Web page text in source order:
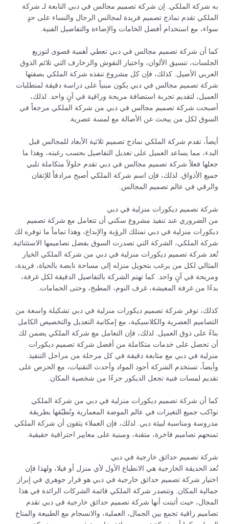
به شركة الملكي. إن شركة تصميم مجالس في دبي التابعة لـ شركة
الملكي تقدم نماذج تصميم فريدة لمجالس الرجال والنساء على حدٍ
سواء، مع استخدام أفضل الخامات والإضاءة والتفاصيل الفنية.
كما أن شركة تصميم مجالس في دبي تعطي أهمية قصوى لتوزيع
الجلسات، تنسيق الألوان، واختيار النقوش والزخارف التي تلائم الذوق
العربي الأصيل. كذلك، فإن كل مشروع تنفذه شركة الملكي بصفتها
شركة تصميم مجالس في دبي يكون مبنياً على دراسة دقيقة لمتطلبات
العميل، لتقديم تجربة استضافة مريحة وراقية في آنٍ واحد. لذلك،
أصبحت شركة تصميم مجالس في دبي من شركة الملكي مرجعاً في
السوق لكل من يبحث عن الأصالة مع لمسة عصرية.
أيضاً، تقدم شركة الملكي نماذج تصميم ثلاثية الأبعاد للمجالس قبل
البدء، مما يساعد العميل على تعديل التفاصيل بحسب رغبته، وهذا ما
جعلها فعلاً شركة تصميم مجالس في دبي تقدم حلولاً متكاملة تلبي
جميع الأذواق. لذلك، فإن اسم شركة الملكي أصبح مرادفاً للإتقان
والرقي في عالم تصميم المجالس.
شركة تصميم ديكورات منزلية في دبي
من الضروري عند تنفيذ مشروع سكني أن تتعامل مع شركة تصميم
ديكورات منزلية في دبي تمتلك الرؤية والإبداع، وهذا تماماً ما توفره لك
شركة الملكي، الشركة التي تصدرت السوق بفضل تصاميمها الاستثنائية.
تُعد شركة تصميم ديكورات منزلية في دبي من شركة الملكي الخيار
المثالي لكل من يرغب بتحويل منزله إلى مساحة نابضة بالحياة، فريدة،
ومريحة في آنٍ واحد. كما تهتم الشركة بالتفاصيل الدقيقة لكل غرفة،
بدءًا من غرفة المعيشة، غرف النوم، المطبخ، وحتى الحمامات.
كذلك، توفر شركة تصميم ديكورات منزلية في دبي تشكيلة واسعة من
التصاميم العصرية والكلاسيكية، مع إمكانية التعديل والتخصيص الكامل
بناءً على ذوق العميل. لذلك، فإن التعامل مع شركة الملكي يضمن لك
أن تحصل على خدمات متكاملة من أفضل شركة تصميم ديكورات
منزلية في دبي مع متابعة دقيقة في كل مرحلة من مراحل التنفيذ.
وأيضاً، تستخدم الشركة أجود المواد وأحدث التقنيات، مع الحرص على
تقديم لمسات فنية تجعل الديكور جزءًا من شخصية المكان.
كما أن شركة تصميم ديكورات منزلية في دبي من شركة الملكي
تواكب جميع التغيرات في عالم الموضة المعمارية وتُطبّقها بطريقة
مدروسة ومناسبة لبيئة دبي. لذلك، فإن العملاء يثقون أن شركة الملكي
تمنحهم تصاميم فاخرة، متقنة، ومبنية على معايير احترافية حقيقية.
شركة تصميم حدائق خارجية في دبي
تُعد الحديقة الخارجية هي الانطباع الأول لأي منزل أو فيلا، ولهذا فإن
اختيار شركة تصميم حدائق خارجية في دبي هو قرار جوهري في إبراز
جمالية المكان. وتتصدر شركة الملكي قائمة الشركات الرائدة في هذا
المجال، حيث أثبتت أنها شركة تصميم حدائق خارجية في دبي تقدم
تصاميم راقية تجمع بين الجمال، العملية، والانسجام مع الطبيعة والمناخ